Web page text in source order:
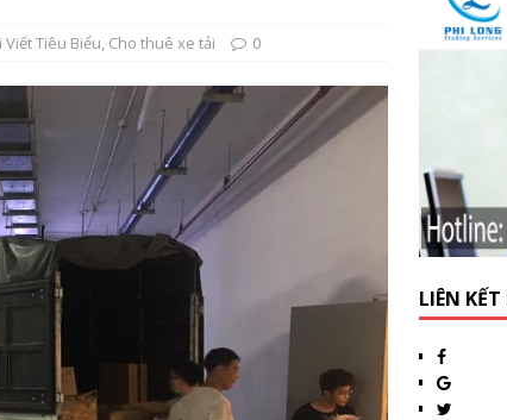
Viết Tiêu Biểu, Cho thuê xe tải 0
LIÊN